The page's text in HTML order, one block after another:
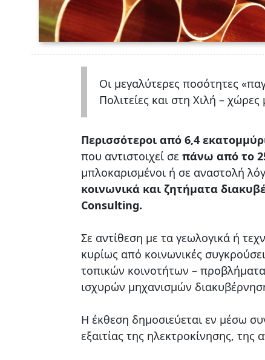
Οι μεγαλύτερες ποσότητες
Πολιτείες και στη Χιλή –
Περισσότεροι από 6,4
που αντιστοιχεί σε πάνω από το
μπλοκαρισμένοι ή σε αναστολή
κοινωνικά και ζητήματα
Consulting.
Σε αντίθεση με τα γεωλογικά ή
κυρίως από κοινωνικές
τοπικών κοινοτήτων –
ισχυρών μηχανισμών
Η έκθεση δημοσιεύεται εν μέσω
εξαιτίας της ηλεκτροκίνησης,